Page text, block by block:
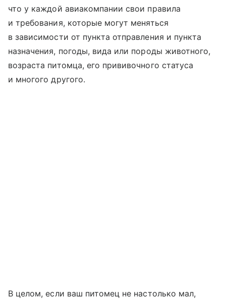
что у каждой авиакомпании свои правила
и требования, которые могут меняться
в зависимости от пункта отправления и пункта
назначения, погоды, вида или породы животного,
возраста питомца, его прививочного статуса
и многого другого.
В целом, если ваш питомец не настолько мал,